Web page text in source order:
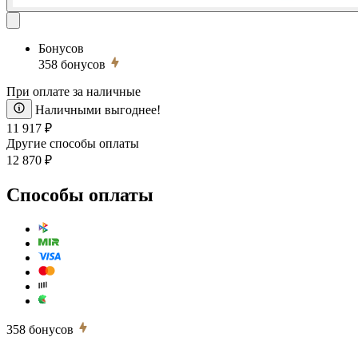
Бонусов
358 бонусов
При оплате за наличные
Наличными выгоднее!
11 917 ₽
Другие способы оплаты
12 870 ₽
Способы оплаты
358 бонусов